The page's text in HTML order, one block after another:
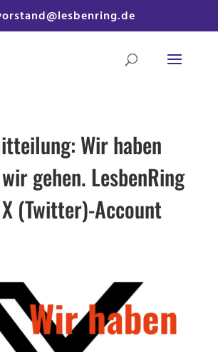
Wir haben
gehen. LesbenRing
(Twitter)-Account